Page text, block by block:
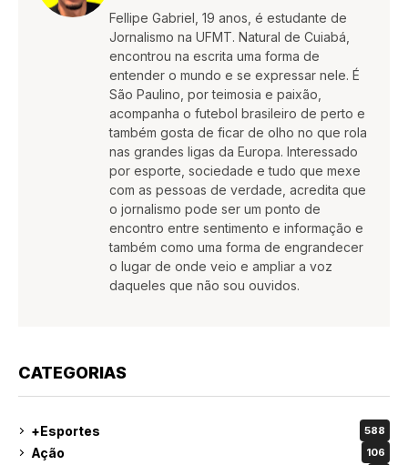
Fellipe Gabriel, 19 anos, é estudante de
Jornalismo na UFMT. Natural de Cuiabá,
encontrou na escrita uma forma de
entender o mundo e se expressar nele. É
São Paulino, por teimosia e paixão,
acompanha o futebol brasileiro de perto e
também gosta de ficar de olho no que rola
nas grandes ligas da Europa. Interessado
por esporte, sociedade e tudo que mexe
com as pessoas de verdade, acredita que
o jornalismo pode ser um ponto de
encontro entre sentimento e informação e
também como uma forma de engrandecer
o lugar de onde veio e ampliar a voz
daqueles que não sou ouvidos.
CATEGORIAS
+Esportes 588
Ação 106